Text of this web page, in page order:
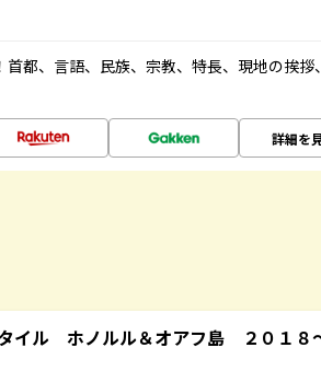
都、言語、民族、宗教、特長、現地の挨拶
詳細を
イル ホノルル＆オアフ島 ２０１８